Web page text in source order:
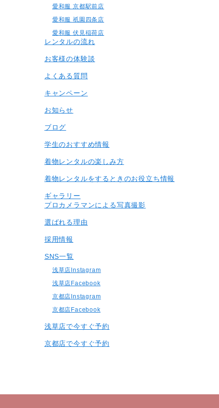
愛和服 京都駅前店
愛和服 祇園四条店
愛和服 伏見稲荷店
レンタルの流れ
お客様の体験談
よくある質問
キャンペーン
お知らせ
ブログ
学生のおすすめ情報
着物レンタルの楽しみ⽅
着物レンタルをするときのお役立ち情報
ギャラリー
プロカメラマンによる写真撮影
選ばれる理由
採用情報
SNS一覧
浅草店Instagram
浅草店Facebook
京都店Instagram
京都店Facebook
浅草店で今すぐ予約
京都店で今すぐ予約